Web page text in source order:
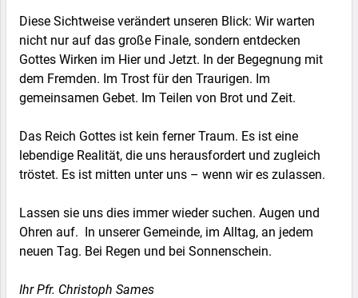
Diese Sichtweise verändert unseren Blick: Wir warten
nicht nur auf das große Finale, sondern entdecken
Gottes Wirken im Hier und Jetzt. In der Begegnung mit
dem Fremden. Im Trost für den Traurigen. Im
gemeinsamen Gebet. Im Teilen von Brot und Zeit.
Das Reich Gottes ist kein ferner Traum. Es ist eine
lebendige Realität, die uns herausfordert und zugleich
tröstet. Es ist mitten unter uns – wenn wir es zulassen.
Lassen sie uns dies immer wieder suchen. Augen und
Ohren auf. In unserer Gemeinde, im Alltag, an jedem
neuen Tag. Bei Regen und bei Sonnenschein.
Ihr Pfr. Christoph Sames